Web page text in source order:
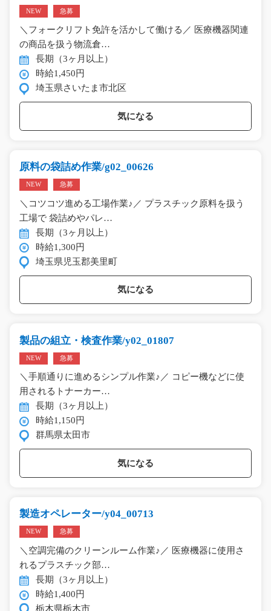
NEW 急募
＼フォークリフト免許を活かして働ける／ 医療機器関連
の商品を扱う物流倉…
長期（3ヶ月以上）
時給1,450円
埼玉県さいたま市北区
気になる
原料の袋詰め作業/g02_00626
NEW 急募
＼コツコツ進める工場作業♪／ プラスチック原料を扱う
工場で 袋詰めやパレ…
長期（3ヶ月以上）
時給1,300円
埼玉県児玉郡美里町
気になる
製品の組立・検査作業/y02_01807
NEW 急募
＼手順通りに進めるシンプル作業♪／ コピー機などに使
用されるトナーカー…
長期（3ヶ月以上）
時給1,150円
群馬県太田市
気になる
製造オペレーター/y04_00713
NEW 急募
＼空調完備のクリーンルーム作業♪／ 医療機器に使用さ
れるプラスチック部…
長期（3ヶ月以上）
時給1,400円
栃木県栃木市